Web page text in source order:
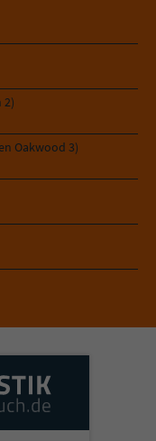
2)
Oakwood 3)
um z. B. den
zu